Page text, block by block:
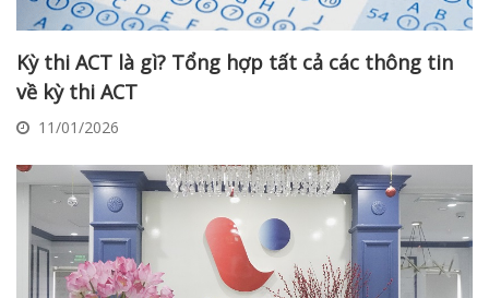
Kỳ thi ACT là gì? Tổng hợp tất cả các thông tin
về kỳ thi ACT
11/01/2026